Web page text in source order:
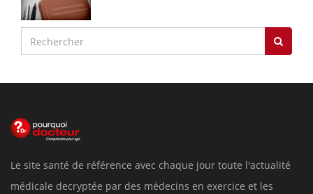
Le site santé de référence avec chaque jour toute l'actualité
médicale decryptée par des médecins en exercice et les